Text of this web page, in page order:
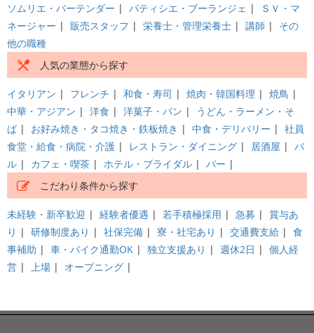
ソムリエ・バーテンダー | パティシエ・ブーランジェ |
ＳＶ・マ
ネージャー | 販売スタッフ | 栄養士・管理栄養士 | 講師 | その
他の職種
人気の業態から探す
イタリアン | フレンチ | 和食・寿司 | 焼肉・韓国料理 | 焼鳥 |
中華・アジアン | 洋食 | 洋菓子・パン |
うどん・ラーメン・そ
ば | お好み焼き・タコ焼き・鉄板焼き | 中食・デリバリー | 社員
食堂・給食・病院・介護 | レストラン・ダイニング | 居酒屋 | バ
ル | カフェ・喫茶 | ホテル・ブライダル | バー |
こだわり条件から探す
未経験・新卒歓迎 | 経験者優遇 | 若手積極採用 | 急募 | 賞与あ
り | 研修制度あり | 社保完備 | 寮・社宅あり | 交通費支給 | 食
事補助 | 車・バイク通勤OK | 独立支援あり | 週休2日 | 個人経
営 | 上場 | オープニング |